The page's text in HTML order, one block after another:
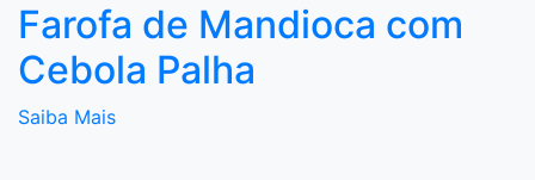
Farofa de Mandioca com
Cebola Palha
Saiba Mais